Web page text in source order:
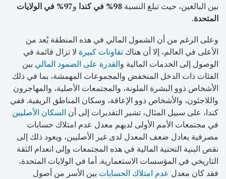
بين البالغين، حيث تبلغ النسبة98% في كندا و
97% في الولايات
المتحدة.
وعلى الرغم من أن الشمول المالي في هذه المنطقة يُعد من
الأعلى في العالم، إلا أن هناكتفاوتات كبيرةلا تزال قائمة في
الوصول إلى الخدمات المالية والقدرة على الصمود الماليبين
الفئات ذات الدخل المنخفض والمجموعات المهمشة، بما في ذلك
الأشخاص ذوو البشرة الملونة، والمجتمعات الأصلية، والمهاجرون
واللاجئون، والأشخاص ذوو الإعاقة، وسكان المناطق الريفية. ففي
كندا، على سبيل المثال، تشير التقديرات إلى أنالسكان الأصليين
في مجتمعات الأمم الأولى لديهم معدل عدم امتلاك حسابات
مصرفية يعادل ضعف المعدل لدى غير الأصليين، ويعود ذلك إلى
نقص البنية التحتية المالية في هذه المجتمعات وإلى انعدام الثقة
التاريخي في المؤسسات الاستعمارية. أما في الولايات المتحدة،
فقد كان معدلعدم امتلاك الحساباتبين الأسر من أصول